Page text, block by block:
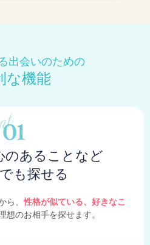
出会いのための
な機能
のあることなど
も探せる
ら、性格が似ている、好きなこ
想のお相手を探せます。